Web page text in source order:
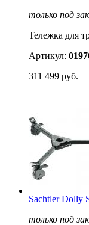
только под
Тележка для
Артикул:
311 499 руб.
Sachtler Dolly
только под